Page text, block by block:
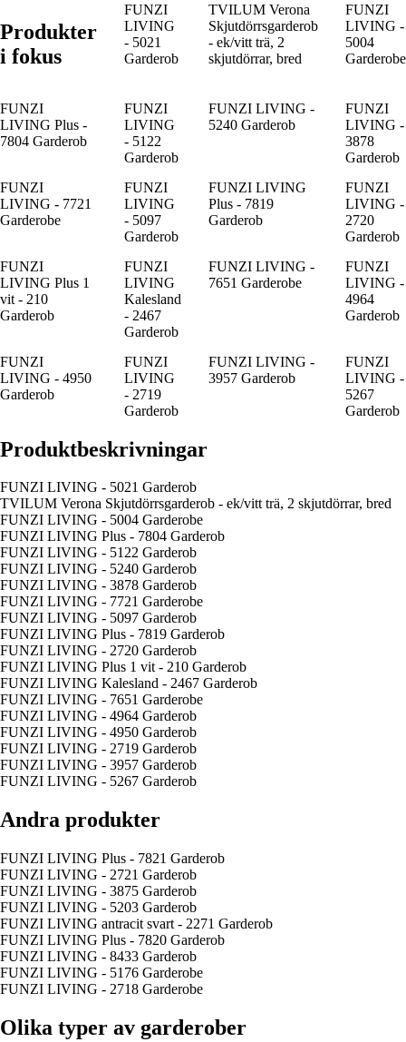
Produkter
i fokus
FUNZI
LIVING
- 5021
Garderob
TVILUM Verona
Skjutdörrsgarderob
- ek/vitt trä, 2
skjutdörrar, bred
FUNZI
LIVING -
5004
Garderobe
FUNZI
LIVING Plus -
7804 Garderob
FUNZI
LIVING
- 5122
Garderob
FUNZI LIVING -
5240 Garderob
FUNZI
LIVING -
3878
Garderob
FUNZI
LIVING - 7721
Garderobe
FUNZI
LIVING
- 5097
Garderob
FUNZI LIVING
Plus - 7819
Garderob
FUNZI
LIVING -
2720
Garderob
FUNZI
LIVING Plus 1
vit - 210
Garderob
FUNZI
LIVING
Kalesland
- 2467
Garderob
FUNZI LIVING -
7651 Garderobe
FUNZI
LIVING -
4964
Garderob
FUNZI
LIVING - 4950
Garderob
FUNZI
LIVING
- 2719
Garderob
FUNZI LIVING -
3957 Garderob
FUNZI
LIVING -
5267
Garderob
Produktbeskrivningar
FUNZI LIVING - 5021 Garderob
TVILUM Verona Skjutdörrsgarderob - ek/vitt trä, 2 skjutdörrar, bred
FUNZI LIVING - 5004 Garderobe
FUNZI LIVING Plus - 7804 Garderob
FUNZI LIVING - 5122 Garderob
FUNZI LIVING - 5240 Garderob
FUNZI LIVING - 3878 Garderob
FUNZI LIVING - 7721 Garderobe
FUNZI LIVING - 5097 Garderob
FUNZI LIVING Plus - 7819 Garderob
FUNZI LIVING - 2720 Garderob
FUNZI LIVING Plus 1 vit - 210 Garderob
FUNZI LIVING Kalesland - 2467 Garderob
FUNZI LIVING - 7651 Garderobe
FUNZI LIVING - 4964 Garderob
FUNZI LIVING - 4950 Garderob
FUNZI LIVING - 2719 Garderob
FUNZI LIVING - 3957 Garderob
FUNZI LIVING - 5267 Garderob
Andra produkter
FUNZI LIVING Plus - 7821 Garderob
FUNZI LIVING - 2721 Garderob
FUNZI LIVING - 3875 Garderob
FUNZI LIVING - 5203 Garderob
FUNZI LIVING antracit svart - 2271 Garderob
FUNZI LIVING Plus - 7820 Garderob
FUNZI LIVING - 8433 Garderob
FUNZI LIVING - 5176 Garderobe
FUNZI LIVING - 2718 Garderobe
Olika typer av garderober